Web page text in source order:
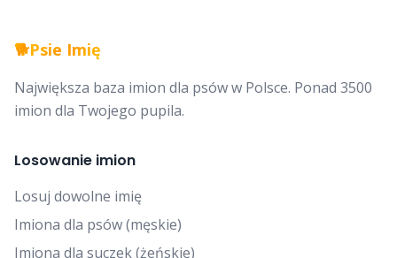
🐕Psie Imię
Największa baza imion dla psów w Polsce. Ponad 3500
imion dla Twojego pupila.
Losowanie imion
Losuj dowolne imię
Imiona dla psów (męskie)
Imiona dla suczek (żeńskie)